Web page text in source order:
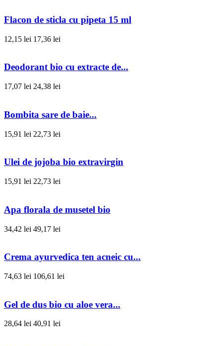
Flacon de sticla cu pipeta 15 ml
12,15 lei 17,36 lei
Deodorant bio cu extracte de...
17,07 lei 24,38 lei
Bombita sare de baie...
15,91 lei 22,73 lei
Ulei de jojoba bio extravirgin
15,91 lei 22,73 lei
Apa florala de musetel bio
34,42 lei 49,17 lei
Crema ayurvedica ten acneic cu...
74,63 lei 106,61 lei
Gel de dus bio cu aloe vera...
28,64 lei 40,91 lei